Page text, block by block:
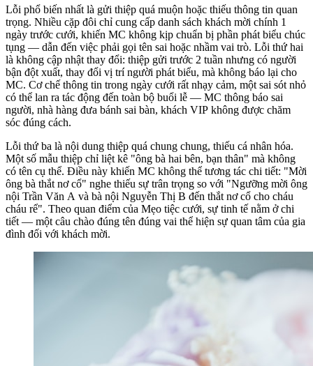
Lỗi phổ biến nhất là gửi thiệp quá muộn hoặc thiếu thông tin quan
trọng. Nhiều cặp đôi chỉ cung cấp danh sách khách mời chính 1
ngày trước cưới, khiến MC không kịp chuẩn bị phần phát biểu chúc
tụng — dẫn đến việc phải gọi tên sai hoặc nhầm vai trò. Lỗi thứ hai
là không cập nhật thay đổi: thiệp gửi trước 2 tuần nhưng có người
bận đột xuất, thay đổi vị trí người phát biểu, mà không báo lại cho
MC. Cơ chế thông tin trong ngày cưới rất nhạy cảm, một sai sót nhỏ
có thể lan ra tác động đến toàn bộ buổi lễ — MC thông báo sai
người, nhà hàng đưa bánh sai bàn, khách VIP không được chăm
sóc đúng cách.
Lỗi thứ ba là nội dung thiệp quá chung chung, thiếu cá nhân hóa.
Một số mẫu thiệp chỉ liệt kê "ông bà hai bên, bạn thân" mà không
có tên cụ thể. Điều này khiến MC không thể tương tác chi tiết: "Mời
ông bà thắt nơ cổ" nghe thiếu sự trân trọng so với "Ngưỡng mời ông
nội Trần Văn A và bà nội Nguyễn Thị B đến thắt nơ cổ cho cháu
cháu rể". Theo quan điểm của Mẹo tiệc cưới, sự tinh tế nằm ở chi
tiết — một câu chào đúng tên đúng vai thể hiện sự quan tâm của gia
đình đối với khách mời.